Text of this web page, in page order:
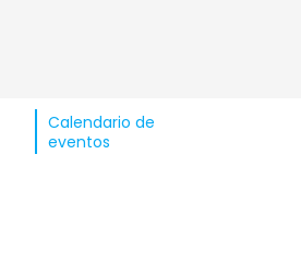
Calendario de
eventos